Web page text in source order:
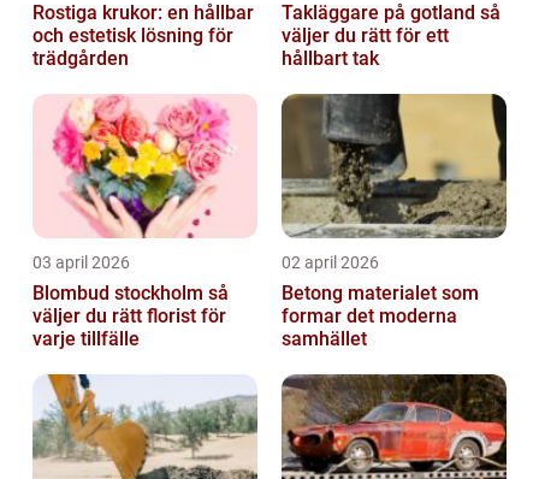
Rostiga krukor: en hållbar
och estetisk lösning för
trädgården
Takläggare på gotland så
väljer du rätt för ett
hållbart tak
03 april 2026
Blombud stockholm så
väljer du rätt florist för
varje tillfälle
02 april 2026
Betong materialet som
formar det moderna
samhället